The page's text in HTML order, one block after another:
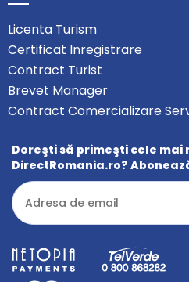
Licenta Turism
Certificat Inregistrare
Contract Turist
Brevet Manager
Contract Comercializare
Doreşti să primeşti cele mai
DirectRomania.ro?